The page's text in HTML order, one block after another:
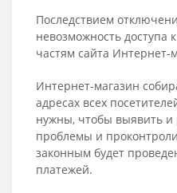
Последствием
невозможность
частям сайта Интернет-
Интернет-магазин
адресах всех
нужны, чтобы выявить и
проблемы и
законным будет
платежей.